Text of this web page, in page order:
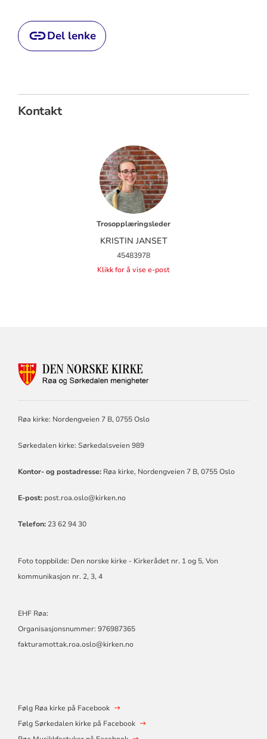
Del lenke
Kontakt
Trosopplæringsleder
KRISTIN JANSET
45483978
Klikk for å vise e-post
FOR
MENIGHETER
Røa kirke: Nordengveien 7 B, 0755 Oslo
Sørkedalen kirke: Sørkedalsveien 989
Kontor- og postadresse:Røa kirke, Nordengveien 7 B, 0755 Oslo
E-post: post.roa.oslo@kirken.no
Telefon:23 62 94 30
Foto toppbilde: Den norske kirke - Kirkerådet nr. 1 og 5, Von
kommunikasjon nr. 2, 3, 4
EHF Røa:
Organisasjonsnummer: 976987365
fakturamottak.roa.oslo@kirken.no
Følg Røa kirke på Facebook
Følg Sørkedalen kirke på Facebook